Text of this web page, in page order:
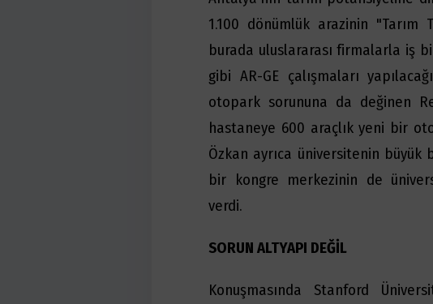
1.100 dönümlük arazinin "Tarım
burada uluslararası firmalarla iş
gibi AR-GE çalışmaları
otopark sorununa da değinen
hastaneye 600 araçlık yeni bir
Özkan ayrıca üniversitenin
bir kongre merkezinin de
verdi.
SORUN ALTYAPI DEĞİL
Konuşmasında Stanford